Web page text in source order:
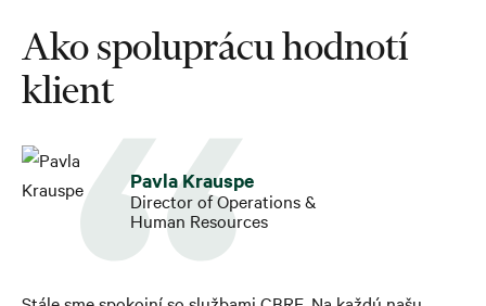
Ako spoluprácu hodnotí
klient
Pavla Krauspe
Director of Operations &
Human Resources